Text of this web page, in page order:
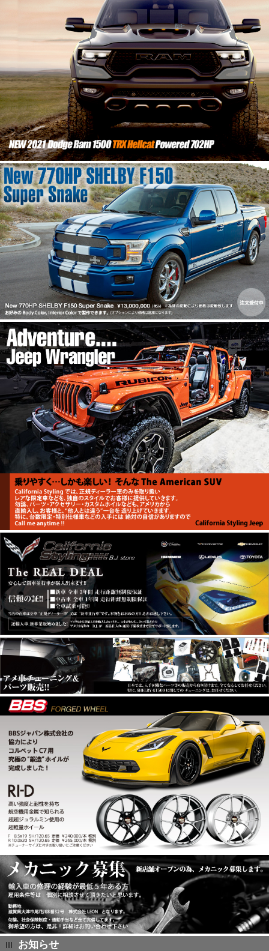
お知らせ